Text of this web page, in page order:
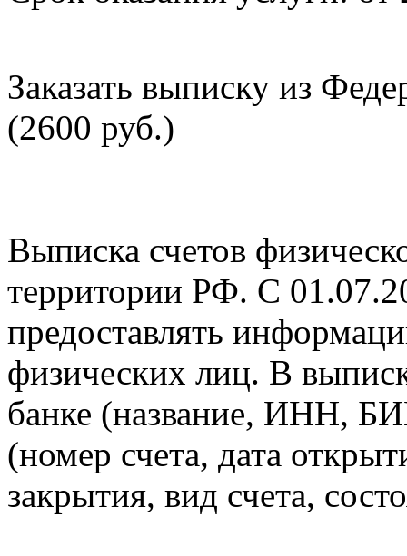
Заказать выписку из
(2600 руб.)
Выписка счетов
территории РФ. С
предоставлять
физических лиц. В
банке (название, ИНН,
(номер счета, дата
закрытия, вид счета,